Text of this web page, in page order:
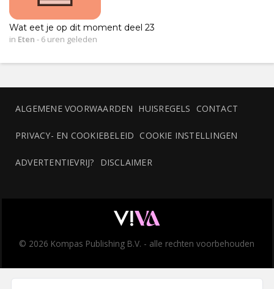
Wat eet je op dit moment deel 23
in Eten - 6 uren geleden
ALGEMENE VOORWAARDEN HUISREGELS CONTACT
PRIVACY- EN COOKIEBELEID COOKIE INSTELLINGEN
ADVERTENTIEVRIJ? DISCLAIMER
© 2026 Kompas Publishing B.V. - alle rechten voorbehouden